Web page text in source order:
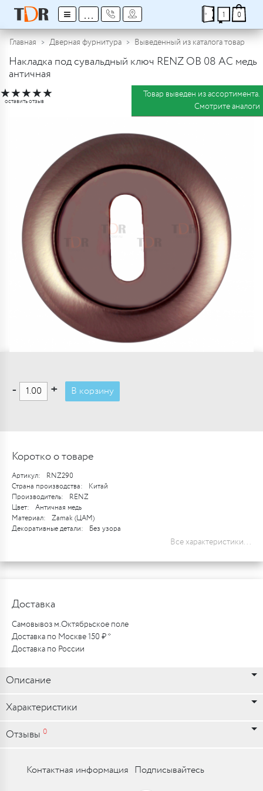
≡ ... 1 0
Главная Дверная фурнитура Выведенный из каталога товар
Накладка под сувальдный ключ RENZ OB 08 AC медь
античная
★★★★★
оставить отзыв
Товар выведен из ассортимента.
Смотрите аналоги
- + В корзину
Коротко о товаре
Артикул:
RNZ290
Страна производства:
Китай
Производитель:
RENZ
Цвет:
Античная медь
Материал:
Zamak (ЦАМ)
Декоративные детали:
Без узора
Все характеристики...
Доставка
Самовывоз м.Октябрьское поле
Доставка по Москве 150 ₽ *
Доставка по России
Описание
Характеристики
Отзывы 0
Контактная информация Подписывайтесь